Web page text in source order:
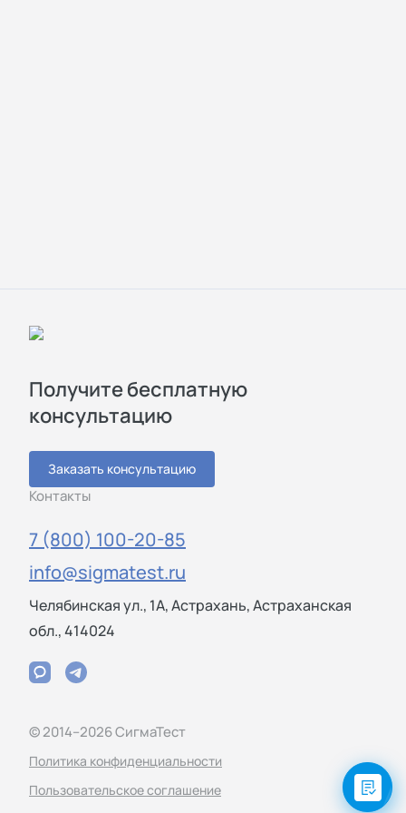
Получите бесплатную
консультацию
Заказать консультацию
Контакты
7 (800) 100-20-85
info@sigmatest.ru
Челябинская ул., 1А, Астрахань, Астраханская
обл., 414024
© 2014–2026 СигмаТест
Политика конфиденциальности
Пользовательское соглашение